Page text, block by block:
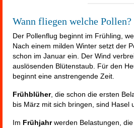
Wann fliegen welche Pollen?
Der Pollenflug beginnt im Frühling,
Nach einem milden Winter setzt der
schon im Januar ein. Der Wind
auslösenden Blütenstaub. Für den
beginnt eine anstrengende Zeit.
Frühblüher, die schon die ersten
bis März mit sich bringen, sind Hasel
Im Frühjahrwerden Belastungen,